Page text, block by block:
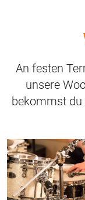
An festen
unsere
bekommst du